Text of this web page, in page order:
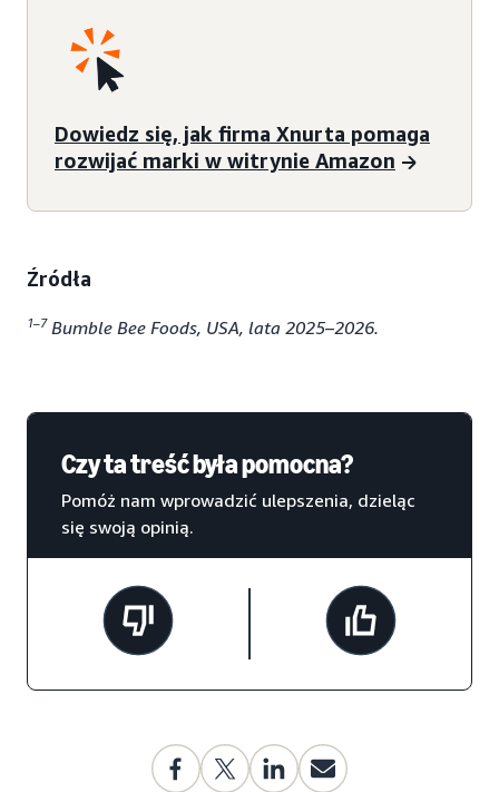
Dowiedz się, jak firma Xnurta pomaga
rozwijać marki w witrynie Amazon
Źródła
1–7 Bumble Bee Foods, USA, lata 2025–2026.
Czy ta treść była pomocna?
Pomóż nam wprowadzić ulepszenia, dzieląc
się swoją opinią.